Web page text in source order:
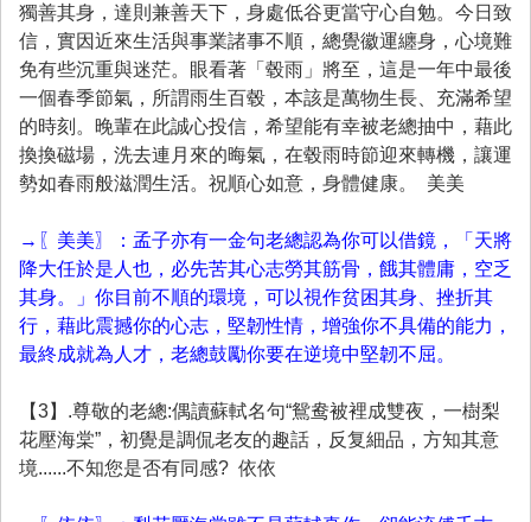
獨善其身，達則兼善天下，身處低谷更當守心自勉。今日致
信，實因近來生活與事業諸事不順，總覺徽運纏身，心境難
免有些沉重與迷茫。眼看著「毂雨」將至，這是一年中最後
一個春季節氣，所謂雨生百毂，本該是萬物生長、充滿希望
的時刻。晚輩在此誠心投信，希望能有幸被老總抽中，藉此
換換磁場，洗去連月來的晦氣，在毂雨時節迎來轉機，讓運
勢如春雨般滋潤生活。祝順心如意，身體健康。 美美
→〖美美〗：孟子亦有一金句老總認為你可以借鏡，「天將
降大任於是人也，必先苦其心志勞其筋骨，餓其體庸，空乏
其身。」你目前不順的環境，可以視作贫困其身、挫折其
行，藉此震撼你的心志，堅韌性情，增強你不具備的能力，
最終成就為人才，老總鼓勵你要在逆境中堅韌不屈。
【3】.尊敬的老總:偶讀蘇軾名句“鴛鸯被裡成雙夜，一樹梨
花壓海棠”，初覺是調侃老友的趣話，反复細品，方知其意
境......不知您是否有同感? 依依